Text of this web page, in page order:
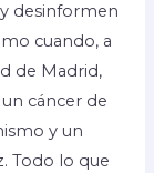
desinformen
cuando, a
de Madrid,
cáncer de
y un
Todo lo que